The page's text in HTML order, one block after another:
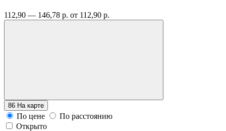
112,90 — 146,78 р. от 112,90 р.
86 На карте
По цене
По расстоянию
Открыто